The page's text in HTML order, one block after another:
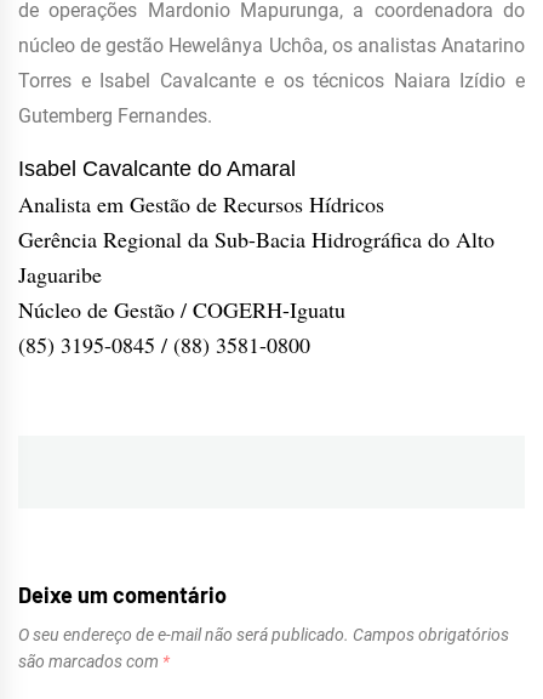
de operações Mardonio Mapurunga, a coordenadora do
núcleo de gestão Hewelânya Uchôa, os analistas Anatarino
Torres e Isabel Cavalcante e os técnicos Naiara Izídio e
Gutemberg Fernandes.
Isabel Cavalcante do Amaral
Analista em Gestão de Recursos Hídricos
Gerência Regional da Sub-Bacia Hidrográfica do Alto
Jaguaribe
Núcleo de Gestão / COGERH-Iguatu
(85) 3195-0845 / (88) 3581-0800
Post
Deixe um comentário
O seu endereço de e-mail não será publicado. Campos obrigatórios
são marcados com *